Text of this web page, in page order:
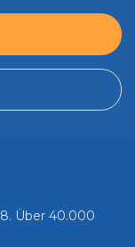
Über 40.000